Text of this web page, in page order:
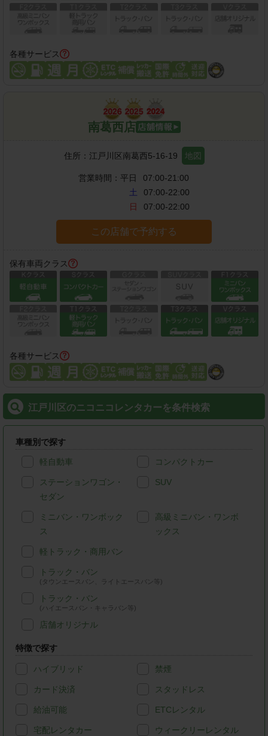
各種サービス
南葛西店
住所： 江戸川区南葛西5-16-19 地図
営業時間： 平日
07:00-21:00
土
07:00-22:00
日
07:00-22:00
この店舗で予約する
保有車両クラス
各種サービス
江戸川区のニコニコレンタカーを条件検索
車種別で探す
軽自動車 コンパクトカー
ステーションワゴン・
セダン
SUV
ミニバン・ワンボック
ス
高級ミニバン・ワンボ
ックス
軽トラック・商用バン
トラック・バン
(タウンエースバン、ライトエースバン等)
トラック・バン
(ハイエースバン・キャラバン等)
店舗オリジナル
特徴で探す
ハイブリッド 禁煙
カード決済 スタッドレス
給油可能 ETCレンタル
宅配レンタカー ウィークリーレンタル